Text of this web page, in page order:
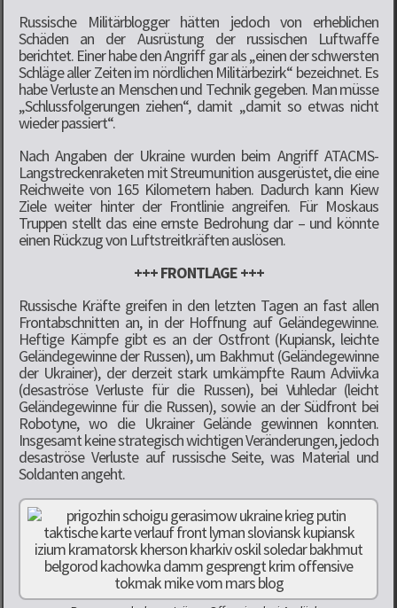
Russische Militärblogger hätten jedoch von erheblichen
Schäden an der Ausrüstung der russischen Luftwaffe
berichtet. Einer habe den Angriff gar als „einen der schwersten
Schläge aller Zeiten im nördlichen Militärbezirk“ bezeichnet. Es
habe Verluste an Menschen und Technik gegeben. Man müsse
„Schlussfolgerungen ziehen“, damit „damit so etwas nicht
wieder passiert“.
Nach Angaben der Ukraine wurden beim Angriff ATACMS-
Langstreckenraketen mit Streumunition ausgerüstet, die eine
Reichweite von 165 Kilometern haben. Dadurch kann Kiew
Ziele weiter hinter der Frontlinie angreifen. Für Moskaus
Truppen stellt das eine ernste Bedrohung dar – und könnte
einen Rückzug von Luftstreitkräften auslösen.
+++ FRONTLAGE +++
Russische Kräfte greifen in den letzten Tagen an fast allen
Frontabschnitten an, in der Hoffnung auf Geländegewinne.
Heftige Kämpfe gibt es an der Ostfront (Kupiansk, leichte
Geländegewinne der Russen), um Bakhmut (Geländegewinne
der Ukrainer), der derzeit stark umkämpfte Raum Adviivka
(desaströse Verluste für die Russen), bei Vuhledar (leicht
Geländegewinne für die Russen), sowie an der Südfront bei
Robotyne, wo die Ukrainer Gelände gewinnen konnten.
Insgesamt keine strategisch wichtigen Veränderungen, jedoch
desaströse Verluste auf russische Seite, was Material und
Soldanten angeht.